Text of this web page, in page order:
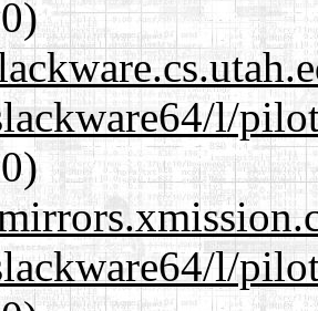
l/
l/